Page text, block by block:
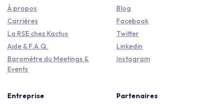
À propos
Carrières
La RSE chez Kactus
Aide & F.A.Q.
Baromètre du Meetings &
Events
Blog
Facebook
Twitter
Linkedin
Instagram
Entreprise
Partenaires